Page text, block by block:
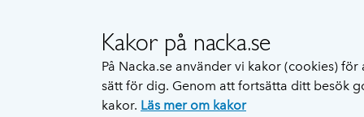
Kakor på nacka.se
På Nacka.se använder vi kakor (cookies)
sätt för dig. Genom att fortsätta ditt besök
kakor. Läs mer om kakor